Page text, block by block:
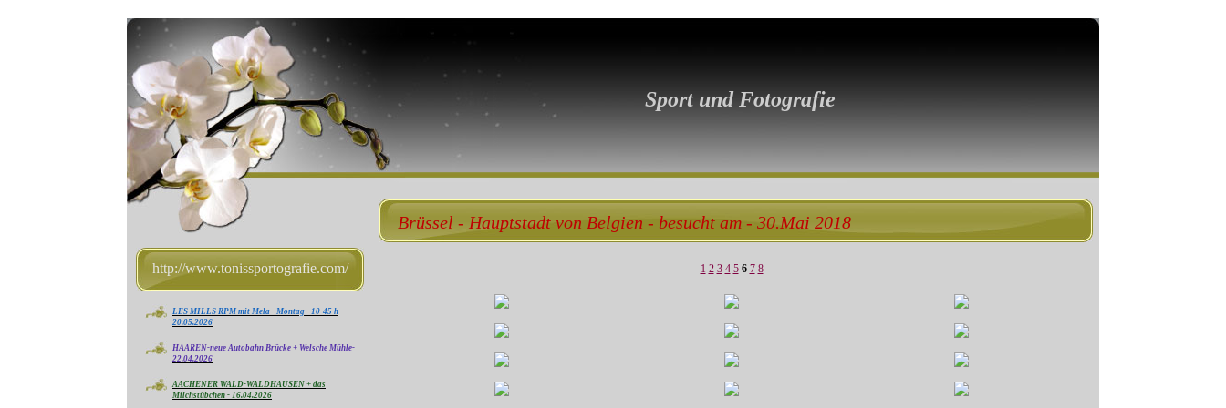
Sport und Fotografie
http://www.tonissportografie.com/
LES MILLS RPM mit Mela - Montag - 10-45 h
20.05.2026
HAAREN-neue Autobahn Brücke + Welsche Mühle-
22.04.2026
AACHENER WALD-WALDHAUSEN + das
Milchstübchen - 16.04.2026
Brüssel - Hauptstadt von Belgien - besucht am - 30.Mai 2018
1 2 3 4 5 6 7 8